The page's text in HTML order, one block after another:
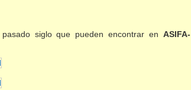
siglo que pueden encontrar en ASIFA-